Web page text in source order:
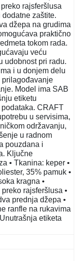
rajsferšlusa
zaštite.
džepa na grudima
praktično
tokom rada.
veću
udobnost pri radu.
i u donjem delu
prilagođavanje
Model ima SAB
etiketu
CRAFT
u servisima,
održavanju,
u radnom
pouzdana i
Ključne
• Tkanina: keper •
35% pamuk •
kragna •
rajsferšlusa •
prednja džepa •
ranfle na rukavima
etiketa